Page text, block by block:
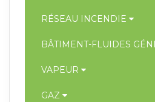
RÉSEAU INCENDIE
BÂTIMENT-FLUIDES
VAPEUR
GAZ